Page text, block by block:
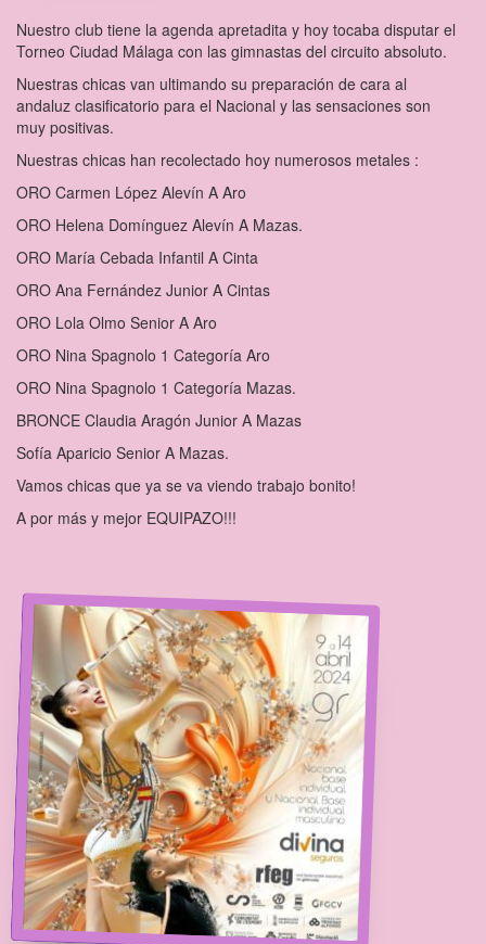
Nuestro club tiene la agenda apretadita y hoy tocaba disputar el
Torneo Ciudad Málaga con las gimnastas del circuito absoluto.
Nuestras chicas van ultimando su preparación de cara al
andaluz clasificatorio para el Nacional y las sensaciones son
muy positivas.
Nuestras chicas han recolectado hoy numerosos metales :
ORO Carmen López Alevín A Aro
ORO Helena Domínguez Alevín A Mazas.
ORO María Cebada Infantil A Cinta
ORO Ana Fernández Junior A Cintas
ORO Lola Olmo Senior A Aro
ORO Nina Spagnolo 1 Categoría Aro
ORO Nina Spagnolo 1 Categoría Mazas.
BRONCE Claudia Aragón Junior A Mazas
Sofía Aparicio Senior A Mazas.
Vamos chicas que ya se va viendo trabajo bonito!
A por más y mejor EQUIPAZO!!!